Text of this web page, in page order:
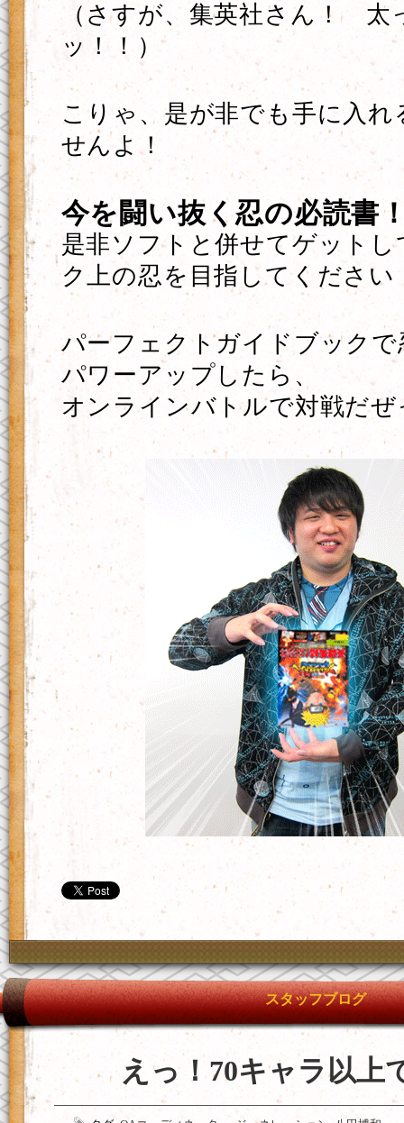
（さすが、集英社さん！ 太
ッ！！）
こりゃ、是が非でも手に入
せんよ！
今を闘い抜く忍の必読書
是非ソフトと併せてゲット
ク上の忍を目指してください
パーフェクトガイドブック
パワーアップしたら、
オンラインバトルで対戦だぜ
スタッフブログ
えっ！70キャラ以上